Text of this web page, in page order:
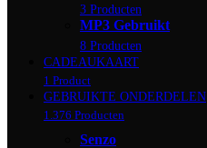
3 Producten
MP3 Gebruikt
8 Producten
CADEAUKAART
1 Product
GEBRUIKTE ONDERDELEN
1.376 Producten
Senzo